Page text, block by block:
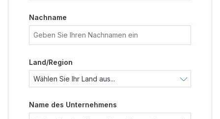
Nachname
Land/Region
Name des Unternehmens